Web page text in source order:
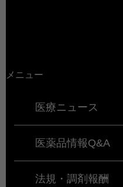
メニュー
医療ニュース
医薬品情報Q&A
法規・調剤報酬